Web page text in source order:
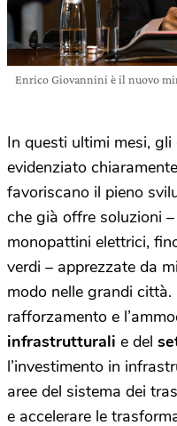
Enrico Giovannini è il nuovo
In questi ultimi mesi, gli
evidenziato
favoriscano il pieno
che già offre soluzioni
monopattini elettrici,
verdi – apprezzate da
modo nelle grandi città.
rafforzamento e
infrastrutturali e del
l’investimento in
aree del sistema dei
e accelerare le